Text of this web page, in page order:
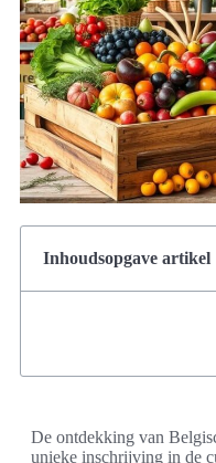
Inhoudsopgave artikel
De ontdekking van
unieke inschrijving in de